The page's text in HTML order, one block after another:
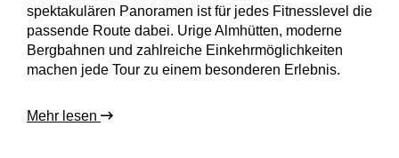
spektakulären Panoramen ist für jedes Fitnesslevel die
passende Route dabei. Urige Almhütten, moderne
Bergbahnen und zahlreiche Einkehrmöglichkeiten
machen jede Tour zu einem besonderen Erlebnis.
Mehr lesen